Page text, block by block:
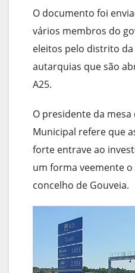
O documento foi
vários membros do
eleitos pelo distrito
autarquias que são
A25.
O presidente da mesa
Municipal refere que
forte entrave ao
um forma veemente
concelho de Gouveia.